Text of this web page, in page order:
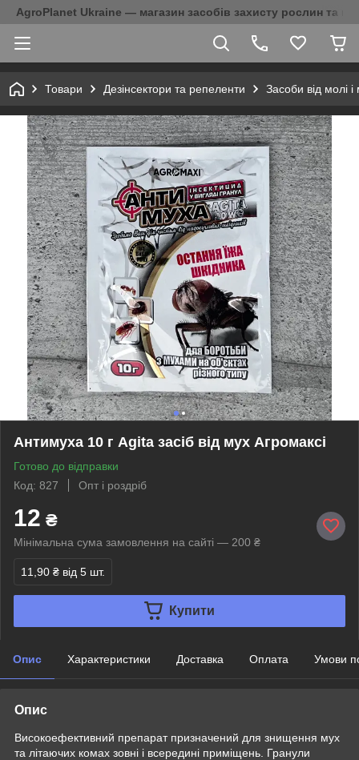
AgroPlanet Ukraine — магазин засобів захисту рослин та
Товари Дезінсектори та репеленти Засоби від молі і
Антимуха 10 г Аgita засіб від мух Агромаксі
Готово до відправки
Код: 827
Опт і роздріб
12 ₴
Мінімальна сума замовлення на сайті — 200 ₴
11,90 ₴ від 5 шт.
Купити
Опис Характеристики Доставка Оплата Умови
Опис
Високоефективний препарат призначений для знищення мух
та літаючих комах зовні і всередині приміщень. Гранули